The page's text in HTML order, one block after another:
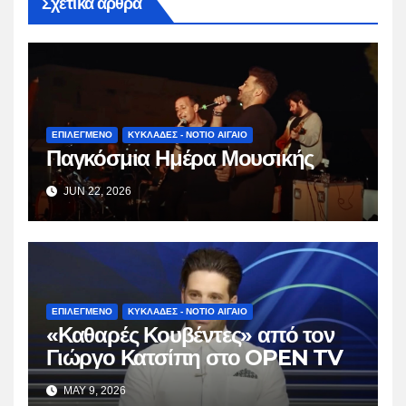
ΕΠΙΛΕΓΜΕΝΟ ΚΥΚΛΑΔΕΣ - ΝΟΤΙΟ ΑΙΓΑΙΟ
Παγκόσμια Ημέρα Μουσικής
JUN 22, 2026
ΕΠΙΛΕΓΜΕΝΟ ΚΥΚΛΑΔΕΣ - ΝΟΤΙΟ ΑΙΓΑΙΟ
«Καθαρές Κουβέντες» από τον
Γιώργο Κατσίπη στο OPEN TV
MAY 9, 2026